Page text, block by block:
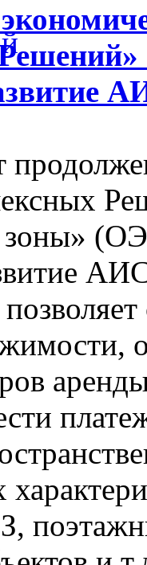
зоны»